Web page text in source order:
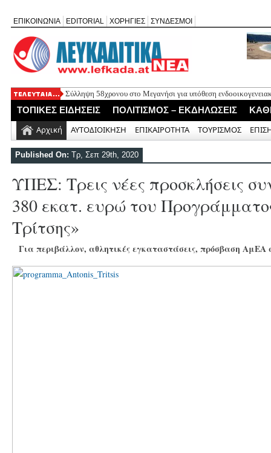
ΕΠΙΚΟΙΝΩΝΙΑ EDITORIAL ΧΟΡΗΓΙΕΣ ΣΥΝΔΕΣΜΟΙ
Σύλληψη 58χρονου στο Μεγανήσι για υπόθεση
Δύο συλλήψεις για κατοχή κάνναβης στη Λευκάδα στο πλαίσιο
Mέχρι τον Άγιο Νικόλαο Βόνιτσας έφτανε σήμερα το
Αφιέρωμα στον Ηλία Λογοθέτη απόψε στο Κηποθέατρο
Γράμμο
ΤΟΠΙΚΕΣ ΕΙΔΗΣΕΙΣ ΠΟΛΙΤΙΣΜΟΣ – ΕΚΔΗΛΩΣΕΙΣ
Αρχική ΑΥΤΟΔΙΟΙΚΗΣΗ ΕΠΙΚΑΙΡΟΤΗΤΑ ΤΟΥΡΙΣΜΟΣ
Published On: Τρ, Σεπ 29th, 2020
ΥΠΕΣ: Τρεις νέες προσκλήσεις
380 εκατ. ευρώ του
Τρίτσης»
Για περιβάλλον, αθλητικές εγκαταστάσεις, πρόσβαση ΑμΕΑ